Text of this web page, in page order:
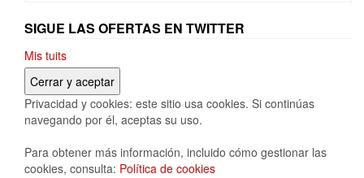
original
era:
actual
es:
SIGUE LAS OFERTAS EN TWITTER
Mis tuits
Privacidad y cookies: este sitio usa cookies. Si continúas
navegando por él, aceptas su uso.
Para obtener más información, incluido cómo gestionar las
cookies, consulta: Política de cookies